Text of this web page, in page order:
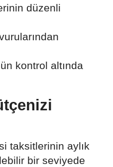
düzenli
kontrol altında
taksitlerinin aylık
bir seviyede